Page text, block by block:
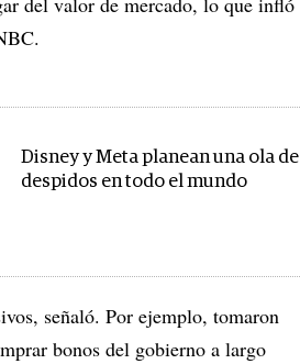
Disney y Meta planean una ola de
despidos en todo el mundo
señaló. Por ejemplo, tomaron
bonos del gobierno a largo